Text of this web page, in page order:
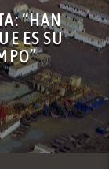
“HAN
ES SU